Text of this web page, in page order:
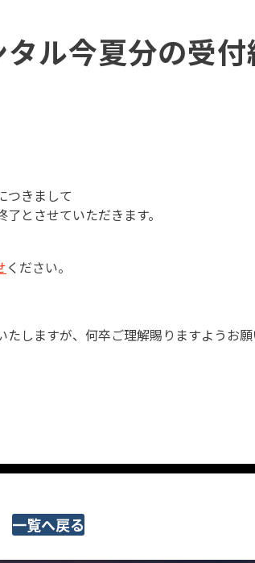
ル今夏分の受
つきまして
とさせていただきます。
ください。
しますが、何卒ご理解賜りますようお願
一覧へ戻る